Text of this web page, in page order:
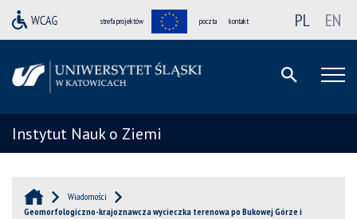
strefa projektów poczta kontakt PL EN
Instytut Nauk o Ziemi
Wiadomości
Geomorfologiczno-krajoznawcza wycieczka terenowa po Bukowej Górze i